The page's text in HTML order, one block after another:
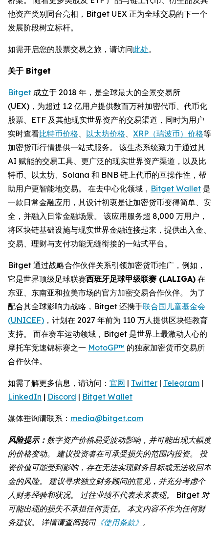
他资产类别同台亮相，Bitget UEX 正为全球交易的下一个
发展阶段树立标杆。
如需开启您的股票交易之旅，请访问此处。
关于 Bitget
Bitget 成立于 2018 年，是全球最大的全景交易所
(UEX)，为超过 1.2 亿用户提供数百万种加密代币、代币化
股票、ETF 及其他现实世界资产的交易渠道，同时为用户
实时查看比特币价格 以太坊价格 XRP（瑞波币）价格等
加密货币行情提供一站式服务。 该生态系统致力于通过其
AI 赋能的交易工具、更广泛的现实世界资产渠道，以及比
特币、以太坊、Solana 和 BNB 链上代币的互操作性，帮
助用户更智能地交易。 在去中心化领域， Bitget Wallet 是
一款日常金融应用，其设计初衷是让加密货币变得简单、安
全，并融入日常金融场景。 该应用服务超 8,000 万用户，
将区块链基础设施与现实世界金融连接起来，提供出入金、
交易、理财与支付功能无缝衔接的一站式平台。
Bitget 通过战略合作伙伴关系引领加密货币推广，例如，
它是世界顶级足球联赛西班牙足球甲级联赛 (LALIGA) 在
东亚、东南亚和拉美市场的官方加密交易合作伙伴。 为了
配合其全球影响力战略，Bitget 还携手联合国儿童基金会
(UNICEF) ，计划在 2027 年前为 110 万人提供区块链教育
支持。 而在赛车运动领域，Bitget 是世界上最激动人心的
摩托车竞速锦标赛之一 MotoGP™ 的独家加密货币交易所
合作伙伴。
如需了解更多信息，请访问： 官网 | Twitter | Telegram |
LinkedIn | Discord | Bitget Wallet
媒体垂询请联系： media@bitget.com
风险提示： 数字资产价格易受波动影响，并可能出现大幅度
的价格变动。 建议投资者在可承受损失的范围内投资。 投
资价值可能受到影响，存在无法实现财务目标或无法收回本
金的风险。 建议寻求独立财务顾问的意见，并充分考虑个
人财务经验和状况。 过往业绩不代表未来表现。 Bitget 对
可能出现的损失不承担任何责任。 本文内容不作为任何财
务建议。 详情请查阅我司《使用条款》 。